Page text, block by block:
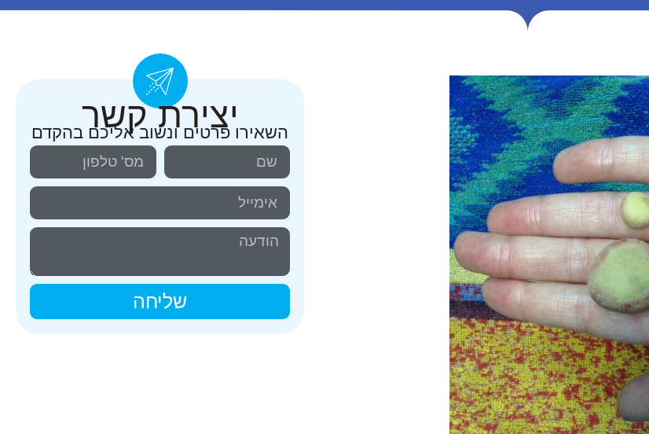
יצירת קשר
השאירו פרטים ונשוב אליכם בהקדם
שליחה